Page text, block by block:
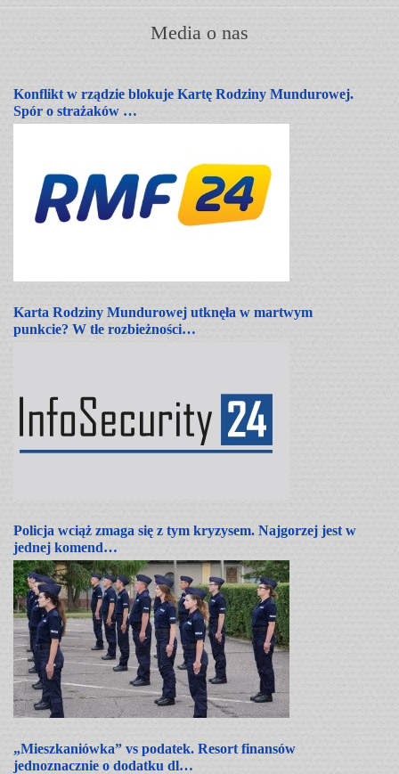
Media o nas
Konflikt w rządzie blokuje Kartę Rodziny Mundurowej.
Spór o strażaków …
Karta Rodziny Mundurowej utknęła w martwym
punkcie? W tle rozbieżności…
Policja wciąż zmaga się z tym kryzysem. Najgorzej jest w
jednej komend…
„Mieszkaniówka” vs podatek. Resort finansów
jednoznacznie o dodatku dl…